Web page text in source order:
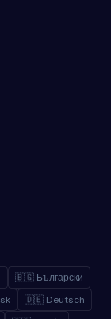
🇧🇬 Български
🇩🇪 Deutsch